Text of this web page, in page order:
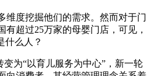
维度挖掘他们的需求。然而对于门
超过25万家的母婴门店，可见，
什么人？
为“以育儿服务为中心”，新一轮